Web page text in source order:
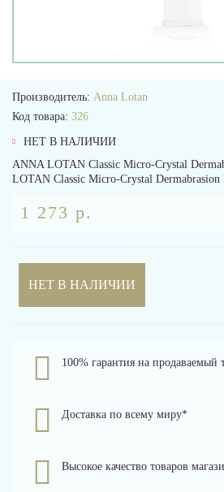
Производитель: Anna Lotan
Код товара: 326
НЕТ В НАЛИЧИИ
ANNA LOTAN Classic Micro-Crystal
LOTAN Classic Micro-Crystal
1 273 р.
НЕТ В НАЛИЧИИ
100% гарантия на продаваемый
Доставка по всему миру*
Высокое качество товаров